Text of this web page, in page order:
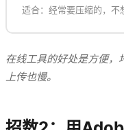
适合：经常要压缩的，不
在线工具的好处是方便
上传也慢。